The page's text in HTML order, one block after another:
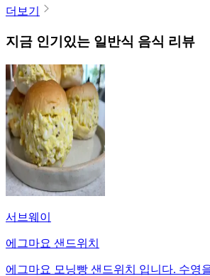
더보기
지금 인기있는 일반식 음식 리뷰
서브웨이
에그마요 샌드위치
에그마요 모닝빵 샌드위치 입니다. 수영